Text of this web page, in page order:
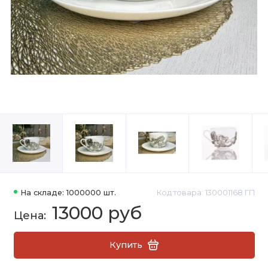
На складе: 1000000 шт. Код товара: 130001168 ГП
13000 руб
Купить